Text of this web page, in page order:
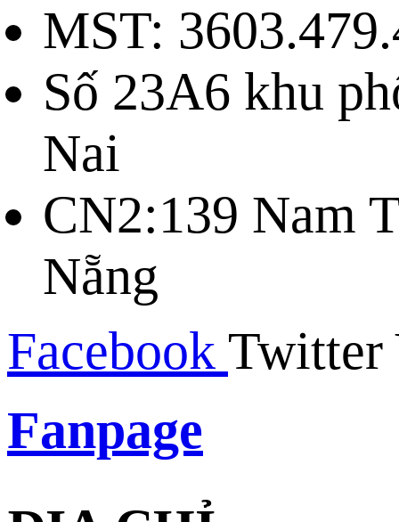
MST:
Số 23A6 khu
Nai
CN2:139 Nam
Nẵng
Facebook Twitter
Fanpage